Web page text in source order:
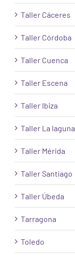
Taller Cáceres
Taller Córdoba
Taller Cuenca
Taller Escena
Taller Ibiza
Taller La laguna
Taller Mérida
Taller Santiago
Taller Úbeda
Tarragona
Toledo